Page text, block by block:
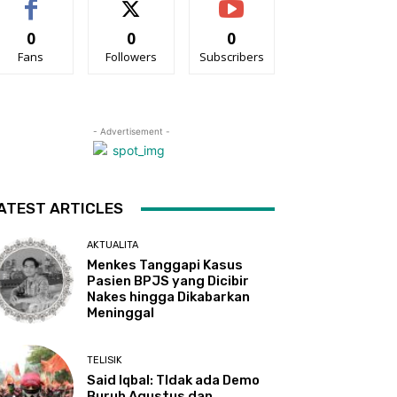
0
Fans
0
Followers
0
Subscribers
- Advertisement -
ARTICLES
AKTUALITA
Menkes Tanggapi Kasus
Pasien BPJS yang Dicibir
Nakes hingga Dikabarkan
Meninggal
TELISIK
Said Iqbal: TIdak ada Demo